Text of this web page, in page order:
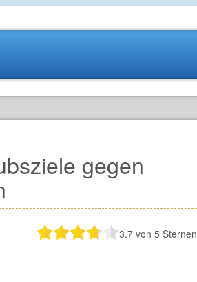
gegen
3.7 von 5 Sternen